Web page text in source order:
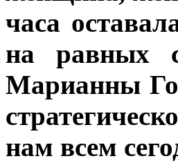
часа
на равных
Марианны
нам всем